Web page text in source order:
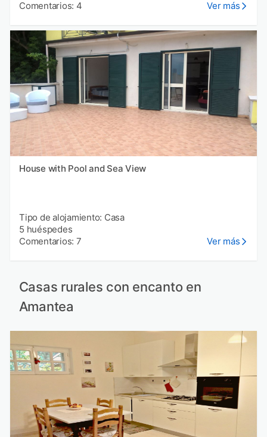
Comentarios: 4
Ver más
House with Pool and Sea View
Tipo de alojamiento: Casa
5 huéspedes
Comentarios: 7
Ver más
Casas rurales con encanto en
Amantea